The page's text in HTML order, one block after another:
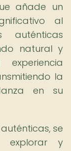
añade un
al
auténticas
natural y
la
en su
se
explorar y